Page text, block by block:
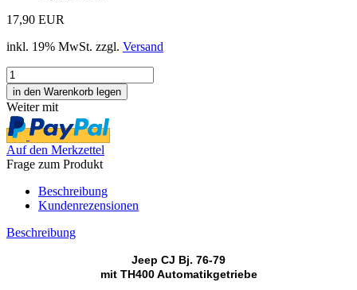
17,90 EUR
inkl. 19% MwSt. zzgl. Versand
Weiter mit
Auf den Merkzettel
Frage zum Produkt
Beschreibung
Kundenrezensionen
Beschreibung
Jeep CJ Bj. 76-79
mit TH400 Automatikgetriebe